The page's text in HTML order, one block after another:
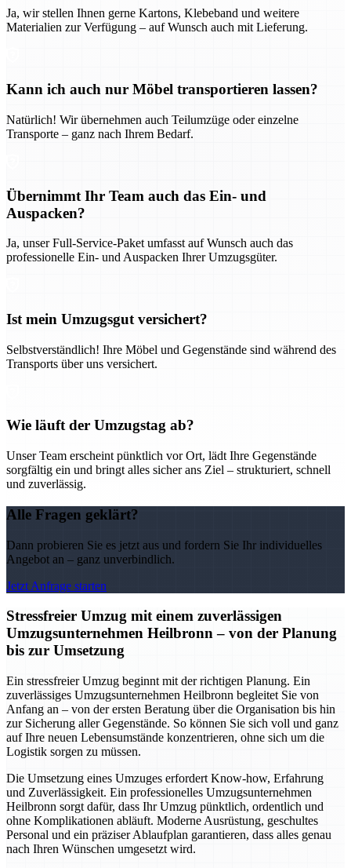
Ja, wir stellen Ihnen gerne Kartons, Klebeband und weitere
Materialien zur Verfügung – auf Wunsch auch mit Lieferung.
Kann ich auch nur Möbel transportieren lassen?
Natürlich! Wir übernehmen auch Teilumzüge oder einzelne
Transporte – ganz nach Ihrem Bedarf.
Übernimmt Ihr Team auch das Ein- und
Auspacken?
Ja, unser Full-Service-Paket umfasst auf Wunsch auch das
professionelle Ein- und Auspacken Ihrer Umzugsgüter.
Ist mein Umzugsgut versichert?
Selbstverständlich! Ihre Möbel und Gegenstände sind während des
Transports über uns versichert.
Wie läuft der Umzugstag ab?
Unser Team erscheint pünktlich vor Ort, lädt Ihre Gegenstände
sorgfältig ein und bringt alles sicher ans Ziel – strukturiert, schnell
und zuverlässig.
Alle Fragen geklärt?
Dann probieren Sie es jetzt aus und fordern Sie Ihr individuelles
Angebot an – ganz unverbindlich.
Jetzt Anfrage starten
Stressfreier Umzug mit einem zuverlässigen
Umzugsunternehmen Heilbronn – von der Planung
bis zur Umsetzung
Ein stressfreier Umzug beginnt mit der richtigen Planung. Ein
zuverlässiges Umzugsunternehmen Heilbronn begleitet Sie von
Anfang an – von der ersten Beratung über die Organisation bis hin
zur Sicherung aller Gegenstände. So können Sie sich voll und ganz
auf Ihre neuen Lebensumstände konzentrieren, ohne sich um die
Logistik sorgen zu müssen.
Die Umsetzung eines Umzuges erfordert Know-how, Erfahrung
und Zuverlässigkeit. Ein professionelles Umzugsunternehmen
Heilbronn sorgt dafür, dass Ihr Umzug pünktlich, ordentlich und
ohne Komplikationen abläuft. Moderne Ausrüstung, geschultes
Personal und ein präziser Ablaufplan garantieren, dass alles genau
nach Ihren Wünschen umgesetzt wird.